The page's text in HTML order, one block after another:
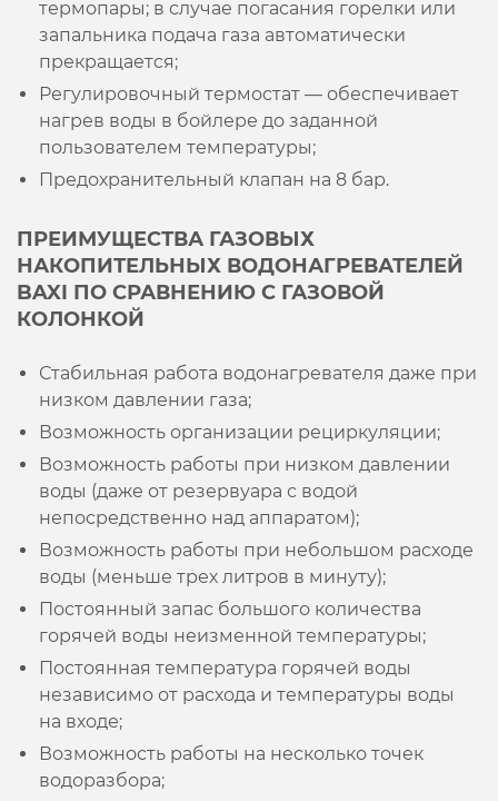
термопары; в случае погасания горелки или
запальника подача газа автоматически
прекращается;
Регулировочный термостат — обеспечивает
нагрев воды в бойлере до заданной
пользователем температуры;
Предохранительный клапан на 8 бар.
ПРЕИМУЩЕСТВА ГАЗОВЫХ
НАКОПИТЕЛЬНЫХ ВОДОНАГРЕВАТЕЛЕЙ
BAXI ПО СРАВНЕНИЮ С ГАЗОВОЙ
КОЛОНКОЙ
Стабильная работа водонагревателя даже при
низком давлении газа;
Возможность организации рециркуляции;
Возможность работы при низком давлении
воды (даже от резервуара с водой
непосредственно над аппаратом);
Возможность работы при небольшом расходе
воды (меньше трех литров в минуту);
Постоянный запас большого количества
горячей воды неизменной температуры;
Постоянная температура горячей воды
независимо от расхода и температуры воды
на входе;
Возможность работы на несколько точек
водоразбора;